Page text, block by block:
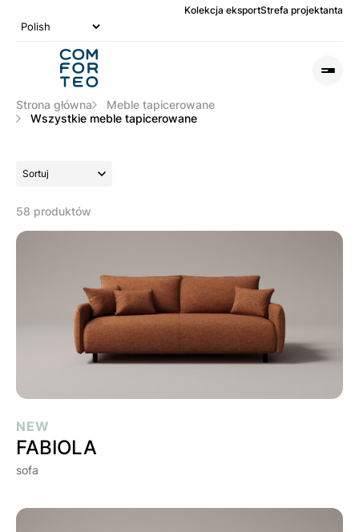
Kolekcja eksportStrefa projektanta
Strona główna
Meble tapicerowane
Wszystkie meble tapicerowane
Sortuj
58 produktów
FABIOLA
NEW
FABIOLA
sofa